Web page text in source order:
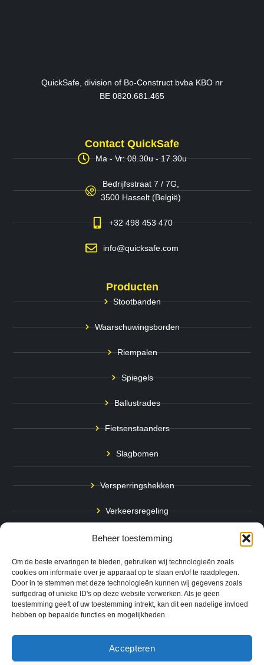
Beheer toestemming
Om de beste ervaringen te bieden, gebruiken wij technologieën zoals
cookies om informatie over je apparaat op te slaan en/of te raadplegen.
Door in te stemmen met deze technologieën kunnen wij gegevens zoals
surfgedrag of unieke ID's op deze website verwerken. Als je geen
toestemming geeft of uw toestemming intrekt, kan dit een nadelige invloed
hebben op bepaalde functies en mogelijkheden.
Accepteren
QuickSafe, division of Bo-Construct bvba KBO nr
BE 0820.681.465
Contact QuickSafe
Ma - Vr: 08.30u - 17.30u
Bedrijfsstraat 7 / 7G,
3500 Hasselt (België)
+32 498 453 470
info@quicksafe.com
Producten
Stootbanden
Waarschuwingsborden
Riempalen
Spiegels
Ballustrades
Fietsenstaanders
Slagbomen
Versperringshekken
Verkeersregeling
Stadspalen
Afzetpalen
Bodemmarkering
Ram- & Aanrijbeveiliging